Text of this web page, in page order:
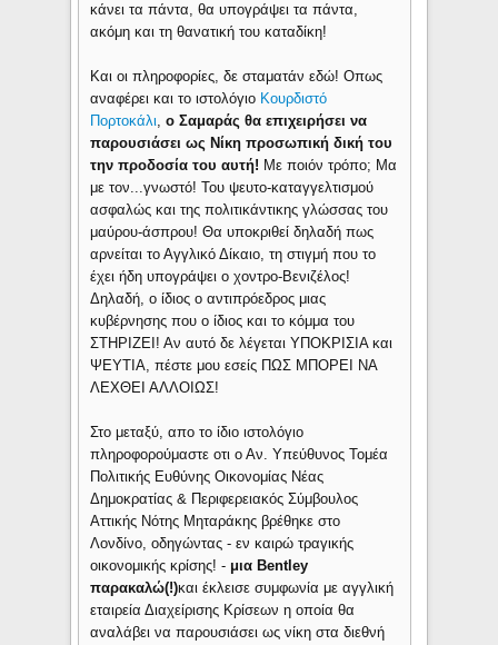
κάνει τα πάντα, θα υπογράψει τα πάντα,
ακόμη και τη θανατική του καταδίκη!
Και οι πληροφορίες, δε σταματάν εδώ! Οπως
αναφέρει και το ιστολόγιο Κουρδιστό
Πορτοκάλι,ο Σαμαράς θα επιχειρήσει να
παρουσιάσει ως Νίκη προσωπική δική του
την προδοσία του αυτή! Με ποιόν τρόπο; Μα
με τον...γνωστό! Του ψευτο-καταγγελτισμού
ασφαλώς και της πολιτικάντικης γλώσσας του
μαύρου-άσπρου! Θα υποκριθεί δηλαδή πως
αρνείται το Αγγλικό Δίκαιο, τη στιγμή που το
έχει ήδη υπογράψει ο χοντρο-Βενιζέλος!
Δηλαδή, ο ίδιος ο αντιπρόεδρος μιας
κυβέρνησης που ο ίδιος και το κόμμα του
ΣΤΗΡΙΖΕΙ! Αν αυτό δε λέγεται ΥΠΟΚΡΙΣΙΑ και
ΨΕΥΤΙΑ, πέστε μου εσείς ΠΩΣ ΜΠΟΡΕΙ ΝΑ
ΛΕΧΘΕΙ ΑΛΛΟΙΩΣ!
Στο μεταξύ, απο το ίδιο ιστολόγιο
πληροφορούμαστε οτι ο Αν. Υπεύθυνος Τομέα
Πολιτικής Ευθύνης Οικονομίας Νέας
Δημοκρατίας & Περιφερειακός Σύμβουλος
Αττικής Νότης Μηταράκης βρέθηκε στο
Λονδίνο, οδηγώντας - εν καιρώ τραγικής
οικονομικής κρίσης! - μια Bentley
παρακαλώ(!)και έκλεισε συμφωνία με αγγλική
εταιρεία Διαχείρισης Κρίσεων η οποία θα
αναλάβει να παρουσιάσει ως νίκη στα διεθνή